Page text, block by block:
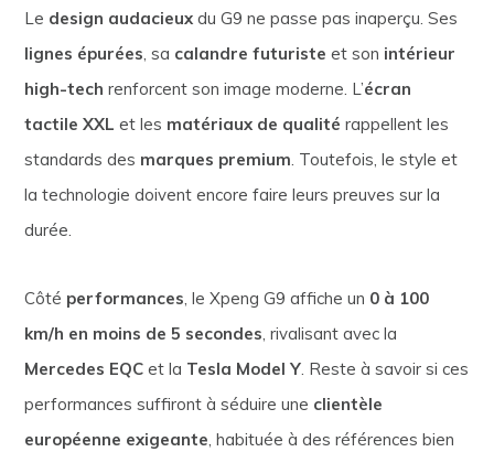
Le design audacieux du G9 ne passe pas inaperçu. Ses
lignes épurées, sa calandre futuriste et son intérieur
high-tech renforcent son image moderne. L’écran
tactile XXL et les matériaux de qualité rappellent les
standards des marques premium. Toutefois, le style et
la technologie doivent encore faire leurs preuves sur la
durée.
Côté performances, le Xpeng G9 affiche un 0 à 100
km/h en moins de 5 secondes, rivalisant avec la
Mercedes EQC et la Tesla Model Y. Reste à savoir si ces
performances suffiront à séduire une clientèle
européenne exigeante, habituée à des références bien